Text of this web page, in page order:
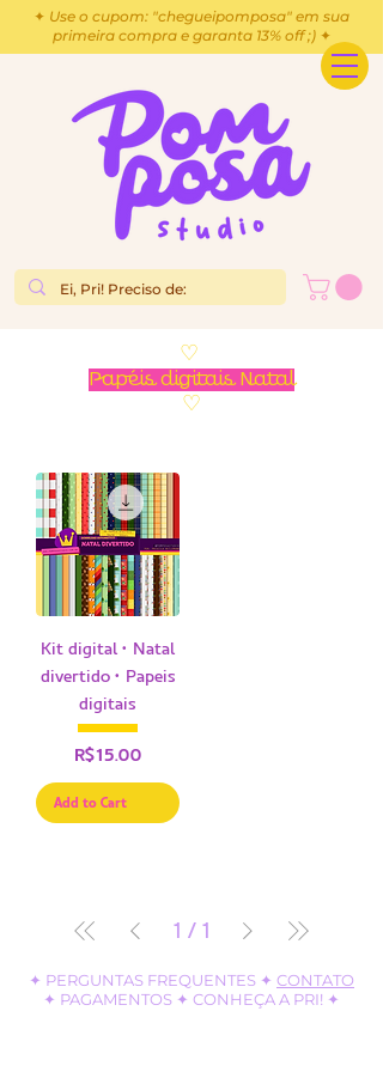
✦ Use o cupom: "chegueipomposa" em sua
primeira compra e garanta 13% off ;) ✦
♡
Papéis digitais Natal
♡
Kit digital • Natal
divertido • Papeis
digitais
Price
R$15.00
Add to Cart
1 / 1
✦ PERGUNTAS FREQUENTES ✦ CONTATO
✦ PAGAMENTOS ✦ CONHEÇA A PRI! ✦